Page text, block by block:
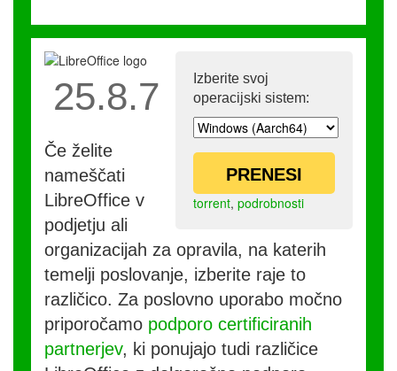
Izberite svoj
operacijski sistem:
PRENESI
torrent, podrobnosti
25.8.7
Če želite
nameščati
LibreOffice v
podjetju ali
organizacijah za opravila, na katerih
temelji poslovanje, izberite raje to
različico. Za poslovno uporabo močno
priporočamo podporo certificiranih
partnerjev, ki ponujajo tudi različice